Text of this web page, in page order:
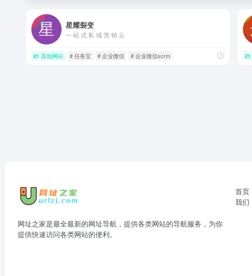
星耀裂变
一 站 式 私 域 营 销 云
其他网站 # 任务宝 # 企业微信 # 企业微信scrm
网址之家是最全最新的网址导航，提供各类网站的导航服务，为你
提供快速访问各类网站的便利。
首页
我们